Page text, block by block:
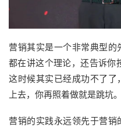
营销其实是一个非常典型
都在讲这个理论，还告诉你
这时候其实已经成功不了了
上去，你再照着做就是跳坑。
营销的实践永远领先于营